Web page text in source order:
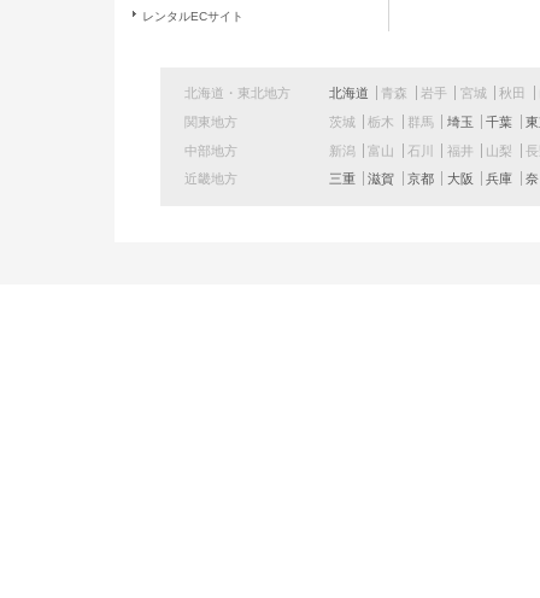
レンタルECサイト
北海道・東北地方 北海道 青森 岩手 宮城 秋田
関東地方
茨城 栃木 群馬 埼玉 千葉
中部地方
新潟 富山 石川 福井 山梨
近畿地方
三重 滋賀 京都 大阪 兵庫